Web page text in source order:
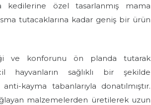
özel tasarlanmış mama
tutacaklarına kadar geniş bir ürün
ve konforunu ön planda tutarak
hayvanların sağlıklı bir şekilde
kayma tabanlarıyla donatılmıştır.
malzemelerden üretilerek uzun